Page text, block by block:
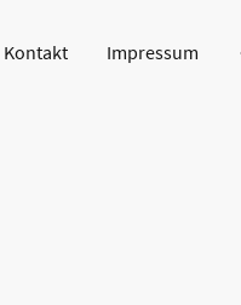
Kontakt Impressum